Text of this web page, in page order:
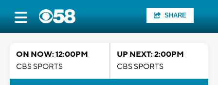
SHARE
ON NOW: 12:00PM
CBS SPORTS
UP NEXT: 2:00PM
CBS SPORTS